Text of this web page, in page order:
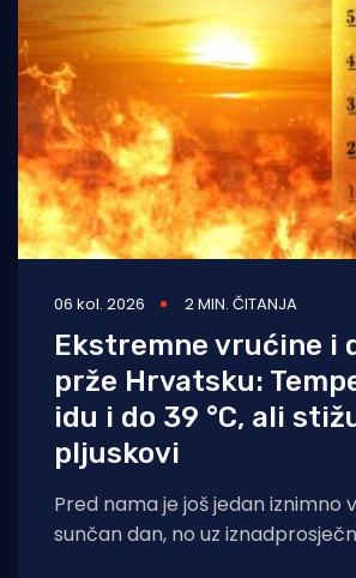
06 kol. 2026 2 MIN. ČITANJA
Ekstremne vrućine i
prže Hrvatsku:
idu i do 39 °C, ali
pljuskovi
Pred nama je još jedan iznimno
sunčan dan, no uz